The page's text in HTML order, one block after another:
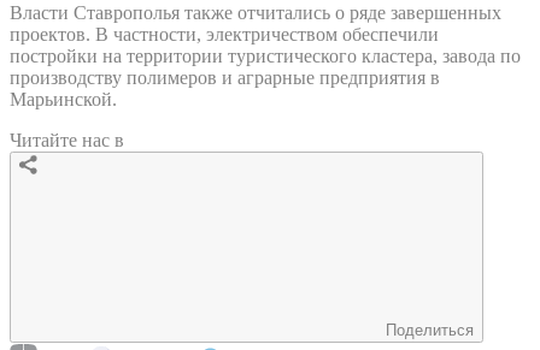
Власти Ставрополья также отчитались о ряде завершенных
проектов. В частности, электричеством обеспечили
постройки на территории туристического кластера, завода по
производству полимеров и аграрные предприятия в
Марьинской.
Читайте нас в
Поделиться